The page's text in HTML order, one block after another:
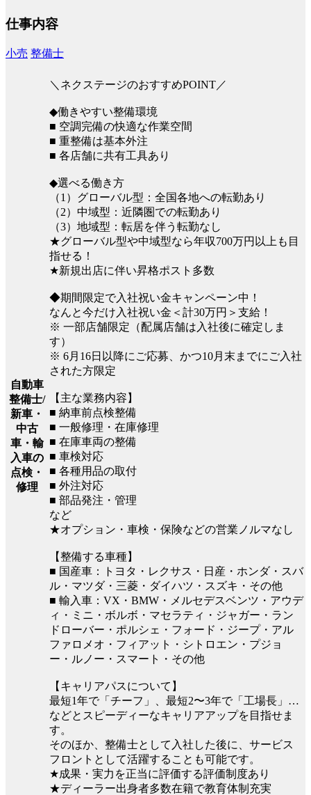
仕事内容
小売 整備士
自動車
整備士/
新車・
中古
車・輸
入車の
点検・
修理
＼ネクステージのおすすめPOINT／
◆働きやすい整備環境
■ 空調完備の快適な作業空間
■ 重整備は基本外注
■ 各店舗に共有工具あり
◆選べる働き方
（1）グローバル型：全国各地への転勤あり
（2）中域型：近隣圏での転勤あり
（3）地域型：転居を伴う転勤なし
★グローバル型や中域型なら年収700万円以上も目
指せる！
★新規出店に伴い昇格ポスト多数
◆期間限定で入社祝い金キャンペーン中！
なんと今だけ入社祝い金＜計30万円＞支給！
※ 一部店舗限定（配属店舗は入社後に確定しま
す）
※ 6月16日以降にご応募、かつ10月末までにご入社
された方限定
【主な業務内容】
■ 納車前点検整備
■ 一般修理・在庫修理
■ 在庫車両の整備
■ 車検対応
■ 各種用品の取付
■ 外注対応
■ 部品発注・管理
など
★オプション・車検・保険などの営業ノルマなし
【整備する車種】
■ 国産車：トヨタ・レクサス・日産・ホンダ・スバ
ル・マツダ・三菱・ダイハツ・スズキ・その他
■ 輸入車：VX・BMW・メルセデスベンツ・アウデ
ィ・ミニ・ボルボ・マセラティ・ジャガー・ラン
ドローバー・ポルシェ・フォード・ジープ・アル
ファロメオ・フィアット・シトロエン・プジョ
ー・ルノー・スマート・その他
【キャリアパスについて】
最短1年で「チーフ」、最短2〜3年で「工場長」…
などとスピーディーなキャリアアップを目指せま
す。
そのほか、整備士として入社した後に、サービス
フロントとして活躍することも可能です。
★成果・実力を正当に評価する評価制度あり
★ディーラー出身者多数在籍で教育体制充実